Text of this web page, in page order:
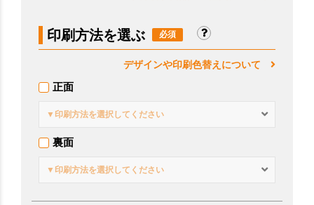
印刷方法を選ぶ
デザインや印刷色替えについて
正面
▼印刷方法を選択してください
裏面
▼印刷方法を選択してください